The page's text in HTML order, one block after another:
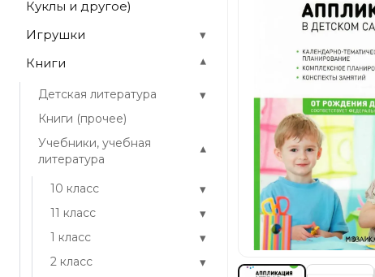
Куклы и другое)
Игрушки
▾
Книги
▾
Детская литература ▾
Книги (прочее)
Учебники, учебная
литература
▾
10 класс ▾
11 класс ▾
1 класс ▾
2 класс ▾